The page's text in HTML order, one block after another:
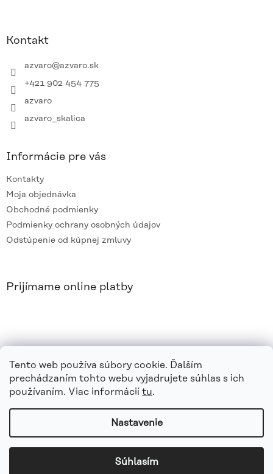
Tento web používa súbory cookie. Ďalším
prechádzaním tohto webu vyjadrujete súhlas s ich
používaním. Viac informácií tu.
Nastavenie
Súhlasím
Kontakt
azvaro@azvaro.sk
+421 902 454 775
azvaro
azvaro_skalica
Informácie pre vás
Kontakty
Moja objednávka
Obchodné podmienky
Podmienky ochrany osobných údajov
Odstúpenie od kúpnej zmluvy
Prijímame online platby
Vytvoril Shoptet|
azvaro.sk. Všetky práva vyhradené.